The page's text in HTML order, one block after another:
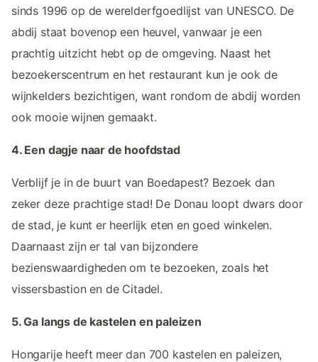
sinds 1996 op de werelderfgoedlijst van UNESCO. De
abdij staat bovenop een heuvel, vanwaar je een
prachtig uitzicht hebt op de omgeving. Naast het
bezoekerscentrum en het restaurant kun je ook de
wijnkelders bezichtigen, want rondom de abdij worden
ook mooie wijnen gemaakt.
4. Een dagje naar de hoofdstad
Verblijf je in de buurt van Boedapest? Bezoek dan
zeker deze prachtige stad! De Donau loopt dwars door
de stad, je kunt er heerlijk eten en goed winkelen.
Daarnaast zijn er tal van bijzondere
bezienswaardigheden om te bezoeken, zoals het
vissersbastion en de Citadel.
5. Ga langs de kastelen en paleizen
Hongarije heeft meer dan 700 kastelen en paleizen,